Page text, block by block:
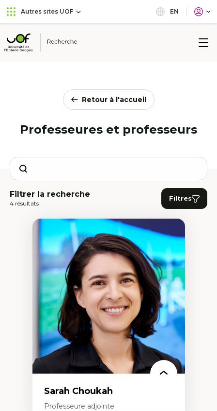
Aller
au
principal
Passer
au
Autres sites UOF EN
Université
Retour à l'accueil
Professeures et professeurs
Search
Filtrer la recherche
4 résultats
Filtres
Sarah Choukah
Professeure adjointe